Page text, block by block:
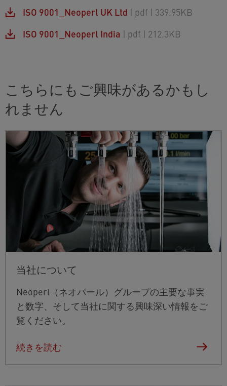
ISO 9001_Neoperl UK Ltd | pdf | 339.95KB
ISO 9001_Neoperl India | pdf | 212.3KB
こちらにもご興味があるかもし
れません
当社について
Neoperl（ネオパール）グループの主要な事実
と数字、そして当社に関する興味深い情報をご
覧ください。
続きを読む